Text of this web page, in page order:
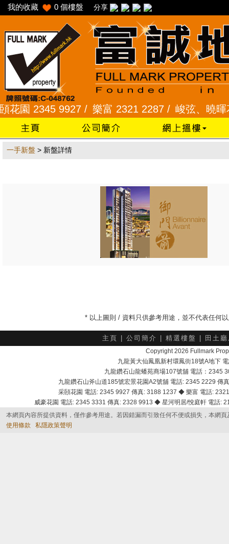
我的收藏 0 個樓盤 分享
園 2345 9927 /樂富 2321 2287 /峻弦、曉暉花
一手新盤 > 新盤詳情
* 以上圖則 / 資料只供參考用途，並不代表任何
主頁 公司簡介 精選樓盤 田土
Copyright 2026 Fullmark
九龍黃大仙鳳凰新村環鳳街18號A地下
九龍鑽石山龍蟠苑商場107號舖 電話：2345
九龍鑽石山斧山道185號宏景花園A2號舖 電話: 2345 2229
采頣花園 電話: 2345 9927 傳真: 3188 1237 ◆ 樂富 電話:
威豪花園 電話: 2345 3331 傳真: 2328 9913 ◆ 星河明居/悅庭軒 電話
本網頁內容所提供資料，僅作參考用途。若因錯漏而引致任何不便或損失，本網
使用條款
私隱政策聲明